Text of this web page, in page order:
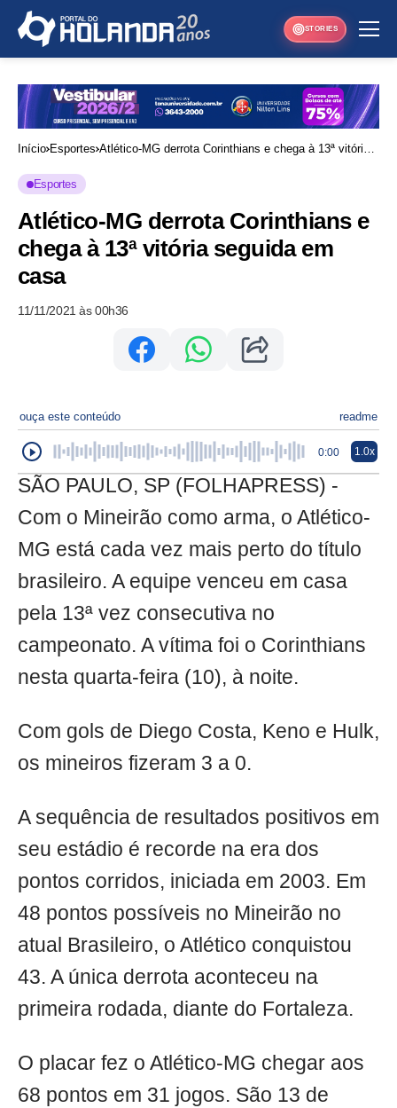
STORIES
Início Esportes Atlético-MG derrota Corinthians e chega à 13ª vitória
Esportes
Atlético-MG derrota Corinthians e
chega à 13ª vitória seguida em
casa
11/11/2021 às 00h36
ouça este conteúdo readme
0:00 1.0x
SÃO PAULO, SP (FOLHAPRESS) -
Com o Mineirão como arma, o Atlético-
MG está cada vez mais perto do título
brasileiro. A equipe venceu em casa
pela 13ª vez consecutiva no
campeonato. A vítima foi o Corinthians
nesta quarta-feira (10), à noite.
Com gols de Diego Costa, Keno e Hulk,
os mineiros fizeram 3 a 0.
A sequência de resultados positivos em
seu estádio é recorde na era dos
pontos corridos, iniciada em 2003. Em
48 pontos possíveis no Mineirão no
atual Brasileiro, o Atlético conquistou
43. A única derrota aconteceu na
primeira rodada, diante do Fortaleza.
O placar fez o Atlético-MG chegar aos
68 pontos em 31 jogos. São 13 de